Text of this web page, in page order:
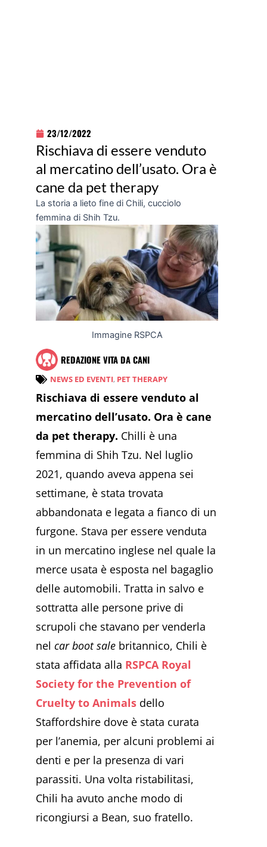
23/12/2022
Rischiava di essere venduto
al mercatino dell’usato. Ora è
cane da pet therapy
La storia a lieto fine di Chili, cucciolo
femmina di Shih Tzu.
Immagine RSPCA
REDAZIONE VITA DA CANI
NEWS ED EVENTI, PET THERAPY
Rischiava di essere venduto al
mercatino dell’usato. Ora è cane
da pet therapy. Chilli è una
femmina di Shih Tzu. Nel luglio
2021, quando aveva appena sei
settimane, è stata trovata
abbandonata e legata a fianco di un
furgone. Stava per essere venduta
in un mercatino inglese nel quale la
merce usata è esposta nel bagaglio
delle automobili. Tratta in salvo e
sottratta alle persone prive di
scrupoli che stavano per venderla
nel car boot sale britannico, Chili è
stata affidata alla RSPCA Royal
Society for the Prevention of
Cruelty to Animals dello
Staffordshire dove è stata curata
per l’anemia, per alcuni problemi ai
denti e per la presenza di vari
parassiti. Una volta ristabilitasi,
Chili ha avuto anche modo di
ricongiursi a Bean, suo fratello.